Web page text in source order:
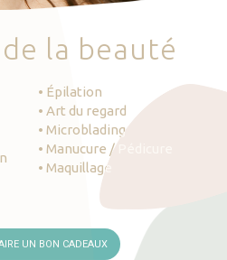
de la beauté
• Épilation
• Art du regard
• Microblading
• Manucure / Pédicure
• Maquillage
UN BON CADEAUX